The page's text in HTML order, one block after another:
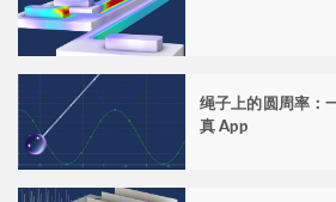
绳子上的圆周率：
真 App